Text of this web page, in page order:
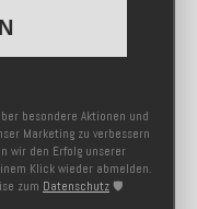
besondere Aktionen und
Marketing zu verbessern
wir den Erfolg unserer
Klick wieder abmelden.
zum Datenschutz 🛡️